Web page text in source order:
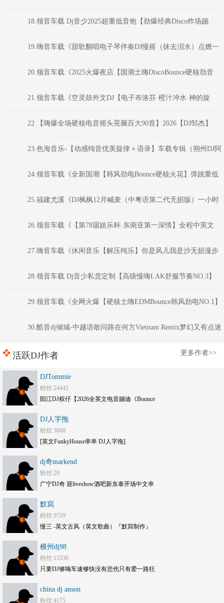
业示范碟(.11-Mix)
18.领音车载 Dj音少2025超重低音炮【劲爆经典Disco炸场蹦
迪】跳舞现场嗨碟
19.嗨音车载《甜歌翻唱电子琴伴奏DJ慢摇（抹去泪水）点燃一
根烟车载串烧V2》 DJ小花
20.领音车载《2025火爆夜店【国潮土嗨DiscoBounce硬核劲音
NO.8】弹跳重低音》(Dj红仔Mix)
21.领音车载《空灵鼓外文DJ【电子布洛芬·橙汁冲水·神的旋
律】》颍上DJ虹君
22.【嗨爆全场硬核电音摇头晃脑百大90首】2026【DJ邹杰】
23.色海音乐-【动感纯音优美旋律＋语录】车载专辑（朔州DJ阿
24.领音车载《全新国潮【韩风劲电Bounce硬核火花】弹跳重低
音》(Dj红仔Mix)
25.福建尤溪《DJ枫枫12月喊麦（中粤语第二代无损版）一小时
春节回家必备喊麦串烧》福建DJ阿财
26.领音车载《【第78届娱乐杯·东南亚第一深情】全程中英文
ClubHouse音乐·以后非金币不可下载》权少音乐
27.嗨音车载《休闲音乐【解压纯乐】你是风儿我是沙无损漫步
睡前必备精选串烧》 河南DJ彦航
28.领音车载 Dj音少私货定制【高级慢嗨LAK舒服节奏NO.3】
弹跳越鼓VK电音
29.领音车载《全网火爆【硬核土嗨EDMBounce韩风劲电NO.1】
弹跳重低音》(Dj红仔Mix)
30.酷音dj倾城-中越语敢问路在何方Vietnam Remix梦幻又有点迷
离慢摇舞曲串烧
活跃DJ作者 更多作者>>
DJTommie
粉丝:24442
阳江DJ权仔【2026全英文电音蹦迪《Bounce
DJ人字拖
粉丝:3868
[英文FunkyHouse串串 DJ人字拖]
dj奇markend
粉丝:20
广宁DJ奇 迎liveshow酒吧新东泰开场中文串
默寫
粉丝:9729
慢三 -英文古风（英文歌曲）『默寫制作』
横州dj98
粉丝:13336
只要DJ够嗨车速够快没有悲伤只有爱一路狂
DJ98Mix)
china dj anson
粉丝:4175